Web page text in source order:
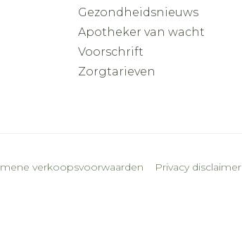
Gezondheidsnieuws
Apotheker van wacht
Voorschrift
Zorgtarieven
verkoopsvoorwaarden Privacy disclaimer